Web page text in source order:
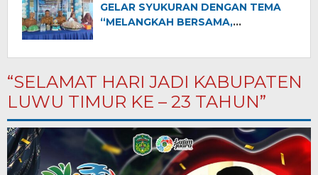
Pembangunan”
GELAR SYUKURAN DENGAN TEMA
“MELANGKAH BERSAMA,
“SELAMAT HARI JADI KABUPATEN
LUWU TIMUR KE – 23 TAHUN”